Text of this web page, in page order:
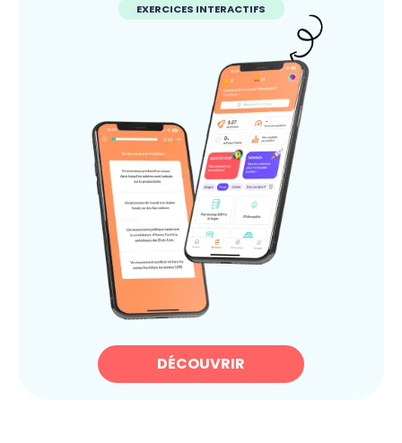
EXERCICES INTERACTIFS
DÉCOUVRIR